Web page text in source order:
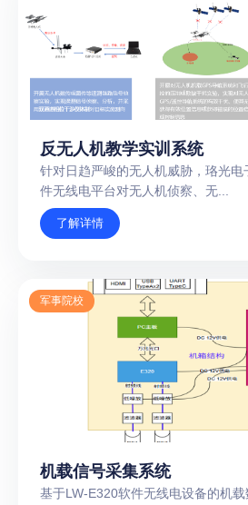
反无人机教学实训系统
针对日趋严峻的无人机威胁，珞光
件无线电平台对无人机侦察、无...
了解详情
军事院校
机载信号采集系统
基于LW-E320软件无线电设备的机